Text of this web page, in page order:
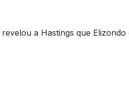
a Hastings que